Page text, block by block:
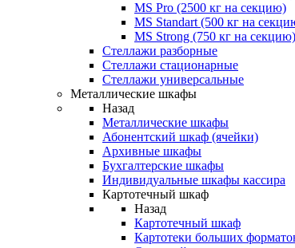
MS Pro (2500 кг на секцию)
MS Standart (500 кг на
MS Strong (750 кг на секцию)
Стеллажи разборные
Стеллажи стационарные
Стеллажи универсальные
Металлические шкафы
Назад
Металлические шкафы
Абонентский шкаф (ячейки)
Архивные шкафы
Бухгалтерские шкафы
Индивидуальные шкафы кассира
Картотечный шкаф
Назад
Картотечный шкаф
Картотеки больших